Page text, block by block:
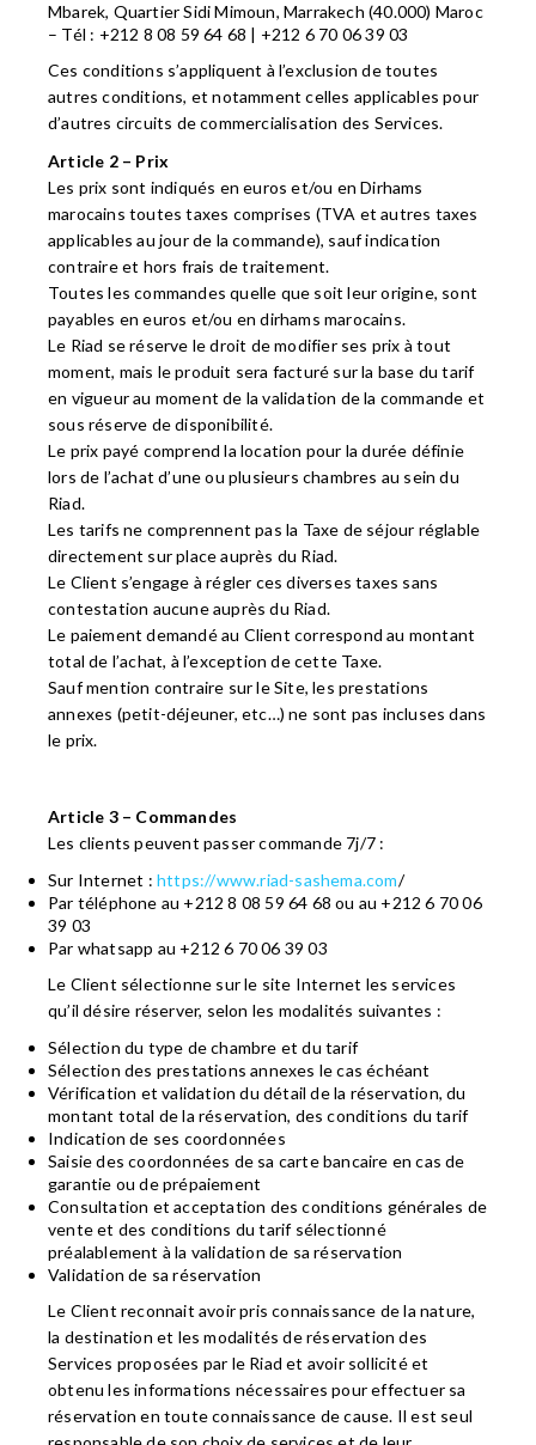
Mbarek, Quartier Sidi Mimoun, Marrakech (40.000) Maroc
– Tél : +212 8 08 59 64 68 | +212 6 70 06 39 03
Ces conditions s’appliquent à l’exclusion de toutes
autres conditions, et notamment celles applicables pour
d’autres circuits de commercialisation des Services.
Article 2 – Prix
Les prix sont indiqués en euros et/ou en Dirhams
marocains toutes taxes comprises (TVA et autres taxes
applicables au jour de la commande), sauf indication
contraire et hors frais de traitement.
Toutes les commandes quelle que soit leur origine, sont
payables en euros et/ou en dirhams marocains.
Le Riad se réserve le droit de modifier ses prix à tout
moment, mais le produit sera facturé sur la base du tarif
en vigueur au moment de la validation de la commande et
sous réserve de disponibilité.
Le prix payé comprend la location pour la durée définie
lors de l’achat d’une ou plusieurs chambres au sein du
Riad.
Les tarifs ne comprennent pas la Taxe de séjour réglable
directement sur place auprès du Riad.
Le Client s’engage à régler ces diverses taxes sans
contestation aucune auprès du Riad.
Le paiement demandé au Client correspond au montant
total de l’achat, à l’exception de cette Taxe.
Sauf mention contraire sur le Site, les prestations
annexes (petit-déjeuner, etc…) ne sont pas incluses dans
le prix.
Article 3 – Commandes
Les clients peuvent passer commande 7j/7 :
Sur Internet : https://www.riad-sashema.com/
Par téléphone au +212 8 08 59 64 68 ou au +212 6 70 06
39 03
Par whatsapp au +212 6 70 06 39 03
Le Client sélectionne sur le site Internet les services
qu’il désire réserver, selon les modalités suivantes :
Sélection du type de chambre et du tarif
Sélection des prestations annexes le cas échéant
Vérification et validation du détail de la réservation, du
montant total de la réservation, des conditions du tarif
Indication de ses coordonnées
Saisie des coordonnées de sa carte bancaire en cas de
garantie ou de prépaiement
Consultation et acceptation des conditions générales de
vente et des conditions du tarif sélectionné
préalablement à la validation de sa réservation
Validation de sa réservation
Le Client reconnait avoir pris connaissance de la nature,
la destination et les modalités de réservation des
Services proposées par le Riad et avoir sollicité et
obtenu les informations nécessaires pour effectuer sa
réservation en toute connaissance de cause. Il est seul